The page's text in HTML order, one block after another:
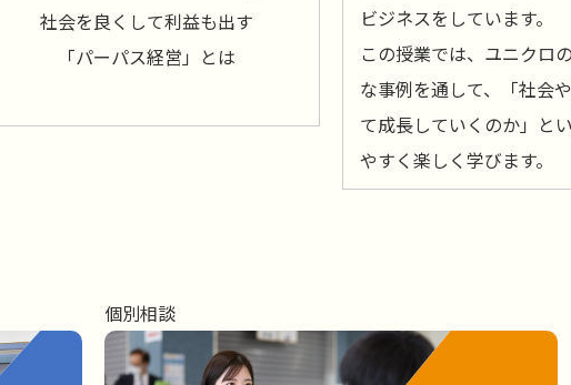
社会を良くして利益も出す
「パーパス経営」とは
ビジネスをしています。
この授業では、ユニクロ
な事例を通して、「社会
て成長していくのか」と
やすく楽しく学びます。
個別相談